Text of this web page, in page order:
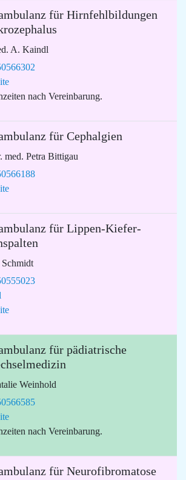
für Hirnfehlbildungen
A. Kaindl
nach Vereinbarung.
für Cephalgien
med. Petra Bittigau
für Lippen-Kiefer-
für pädiatrische
Weinhold
nach Vereinbarung.
für Neurofibromatose